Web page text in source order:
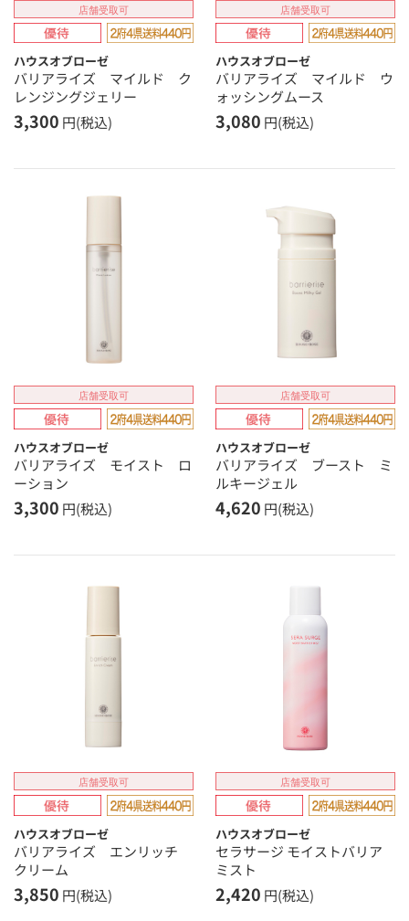
店舗受取可
ハウスオブローゼ
バリアライズ マイルド ク
レンジングジェリー
3,300 円(税込)
店舗受取可
ハウスオブローゼ
バリアライズ マイルド ウ
ォッシングムース
3,080 円(税込)
店舗受取可
ハウスオブローゼ
バリアライズ モイスト ロ
ーション
3,300 円(税込)
店舗受取可
ハウスオブローゼ
バリアライズ ブースト ミ
ルキージェル
4,620 円(税込)
店舗受取可
ハウスオブローゼ
バリアライズ エンリッチ
クリーム
3,850 円(税込)
店舗受取可
ハウスオブローゼ
セラサージ モイストバリア
ミスト
2,420 円(税込)